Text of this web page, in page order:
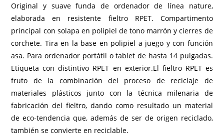
Original y suave funda de ordenador de línea nature,
elaborada en resistente fieltro RPET. Compartimento
principal con solapa en polipiel de tono marrón y cierres de
corchete. Tira en la base en polipiel a juego y con función
asa. Para ordenador portátil o tablet de hasta 14 pulgadas.
Etiqueta con distintivo RPET en exterior.El fieltro RPET es
fruto de la combinación del proceso de reciclaje de
materiales plásticos junto con la técnica milenaria de
fabricación del fieltro, dando como resultado un material
de eco-tendencia que, además de ser de origen reciclado,
también se convierte en reciclable.